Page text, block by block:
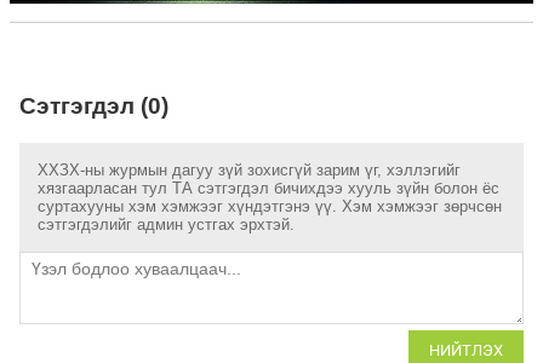
Сэтгэгдэл (0)
ХХЗХ-ны журмын дагуу зүй зохисгүй зарим үг, хэллэгийг
хязгаарласан тул ТА сэтгэгдэл бичихдээ хууль зүйн болон ёс
суртахууны хэм хэмжээг хүндэтгэнэ үү. Хэм хэмжээг зөрчсөн
сэтгэгдэлийг админ устгах эрхтэй.
НИЙТЛЭХ